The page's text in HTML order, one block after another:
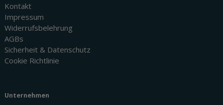
Kontakt
Impressum
Widerrufsbelehrung
AGBs
Sicherheit & Datenschutz
Cookie Richtlinie
Unternehmen